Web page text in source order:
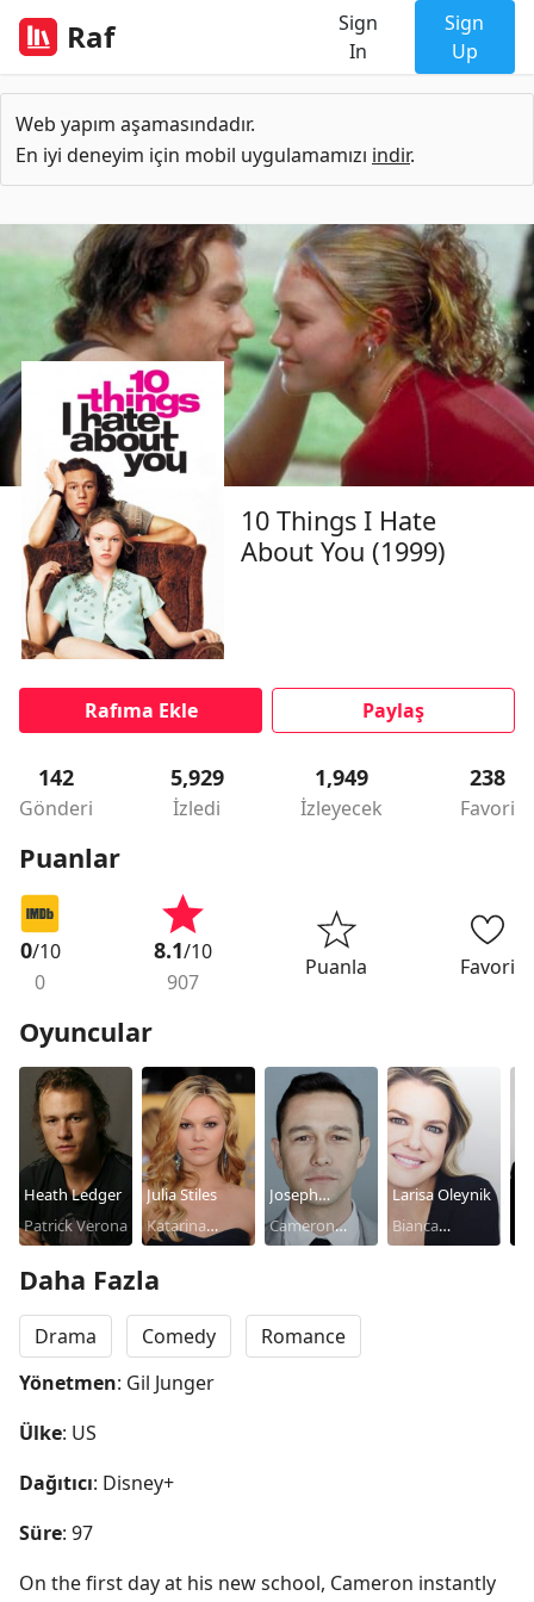
Raf
Sign
In
Sign
Up
Web yapım aşamasındadır.
En iyi deneyim için mobil uygulamamızı indir.
10 Things I Hate
About You (1999)
Rafıma Ekle Paylaş
142
Gönderi
5,929
İzledi
1,949
İzleyecek
238
Favori
Puanlar
0/10
0
8.1/10
907
Puanla Favori
Oyuncular
Heath Ledger
Patrick Verona
Julia Stiles
Katarina
Joseph
Gordon-Levitt
Cameron
Larisa Oleynik
Bianca
Daha Fazla
Drama Comedy
Romance
Yönetmen: Gil Junger
Ülke: US
Dağıtıcı: Disney+
Süre: 97
On the first day at his new school, Cameron instantly